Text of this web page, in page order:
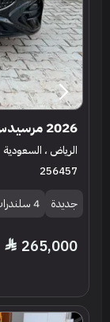
2026 مرسيدس - بنز سي إل أي 200
الرياض ، السعودية
256457
جديدة 4 سلندرات
265,000